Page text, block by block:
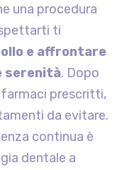
una procedura
ti
e affrontare
serenità. Dopo
farmaci prescritti,
da evitare.
continua è
dentale a